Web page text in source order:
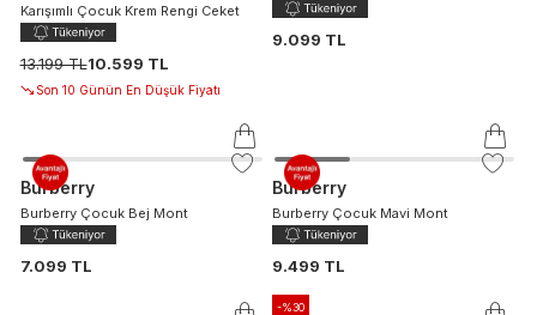
Karışımlı Çocuk Krem Rengi Ceket
13.199 TL10.599 TL
Son 10 Günün En Düşük Fiyatı
9.099 TL
Burberry
Burberry Çocuk Bej Mont
7.099 TL
Burberry
Burberry Çocuk Mavi Mont
9.499 TL
-%30